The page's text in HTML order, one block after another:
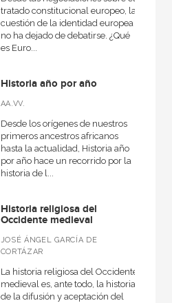
tratado constitucional europeo, la
cuestión de la identidad europea
no ha dejado de debatirse. ¿Qué
es Euro...
Historia año por año
AA.VV.
Desde los orígenes de nuestros
primeros ancestros africanos
hasta la actualidad, Historia año
por año hace un recorrido por la
historia de l...
Historia religiosa del
Occidente medieval
JOSÉ ÁNGEL GARCÍA DE
CORTÁZAR
La historia religiosa del Occidente
medieval es, ante todo, la historia
de la difusión y aceptación del